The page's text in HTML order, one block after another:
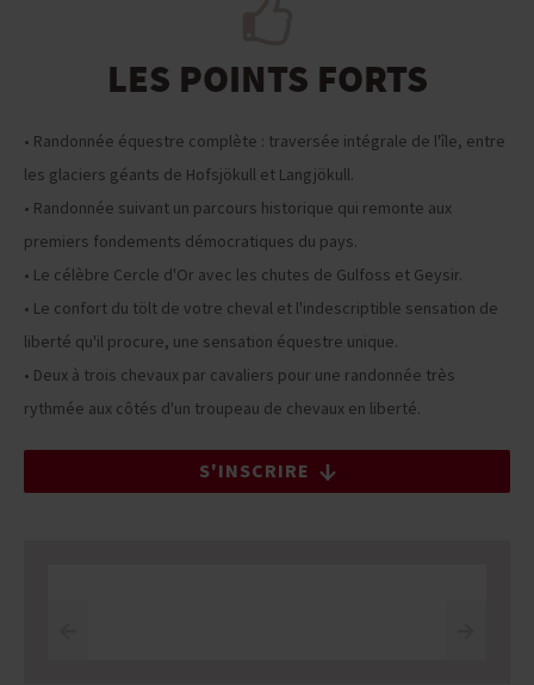
LES POINTS FORTS
• Randonnée équestre complète : traversée intégrale de l'île, entre
les glaciers géants de Hofsjökull et Langjökull.
• Randonnée suivant un parcours historique qui remonte aux
premiers fondements démocratiques du pays.
• Le célèbre Cercle d'Or avec les chutes de Gulfoss et Geysir.
• Le confort du tölt de votre cheval et l'indescriptible sensation de
liberté qu'il procure, une sensation équestre unique.
• Deux à trois chevaux par cavaliers pour une randonnée très
rythmée aux côtés d'un troupeau de chevaux en liberté.
S'INSCRIRE